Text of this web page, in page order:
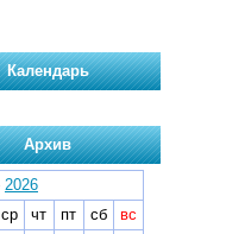
Календарь
Архив
2026
ср чт пт сб
вс